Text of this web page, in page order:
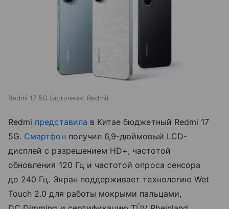
Redmi 17 5G источник: Redmi
Redmi представила в Китае бюджетный Redmi 17
5G. Смартфон получил 6,9-дюймовый LCD-
дисплей с разрешением HD+, частотой
обновления 120 Гц и частотой опроса сенсора
до 240 Гц. Экран поддерживает технологию Wet
Touch 2.0 для работы мокрыми пальцами,